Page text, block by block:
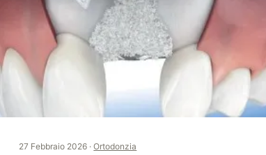
27 Febbraio 2026 ·Ortodonzia